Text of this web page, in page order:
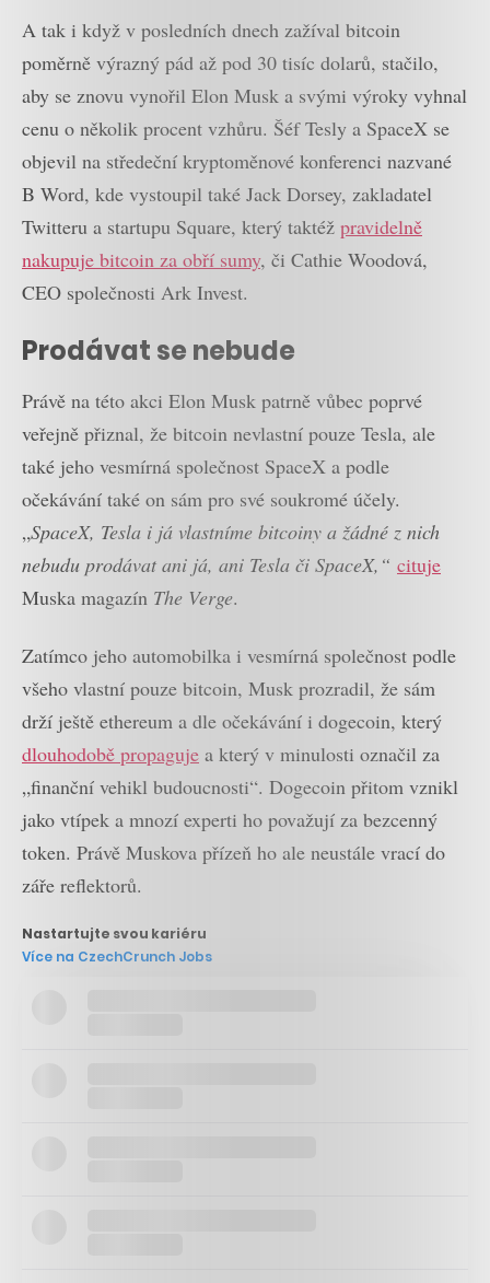
A tak i když v posledních dnech zažíval bitcoin
poměrně výrazný pád až pod 30 tisíc dolarů, stačilo,
aby se znovu vynořil Elon Musk a svými výroky vyhnal
cenu o několik procent vzhůru. Šéf Tesly a SpaceX se
objevil na středeční kryptoměnové konferenci nazvané
B Word, kde vystoupil také Jack Dorsey, zakladatel
Twitteru a startupu Square, který taktéž pravidelně
nakupuje bitcoin za obří sumy, či Cathie Woodová,
CEO společnosti Ark Invest.
Prodávat se nebude
Právě na této akci Elon Musk patrně vůbec poprvé
veřejně přiznal, že bitcoin nevlastní pouze Tesla, ale
také jeho vesmírná společnost SpaceX a podle
očekávání také on sám pro své soukromé účely.
„SpaceX, Tesla i já vlastníme bitcoiny a žádné z nich
nebudu prodávat ani já, ani Tesla či SpaceX,“ cituje
Muska magazín The Verge.
Zatímco jeho automobilka i vesmírná společnost podle
všeho vlastní pouze bitcoin, Musk prozradil, že sám
drží ještě ethereum a dle očekávání i dogecoin, který
dlouhodobě propaguje a který v minulosti označil za
„finanční vehikl budoucnosti“. Dogecoin přitom vznikl
jako vtípek a mnozí experti ho považují za bezcenný
token. Právě Muskova přízeň ho ale neustále vrací do
záře reflektorů.
Nastartujte svou kariéru
Více na CzechCrunch Jobs